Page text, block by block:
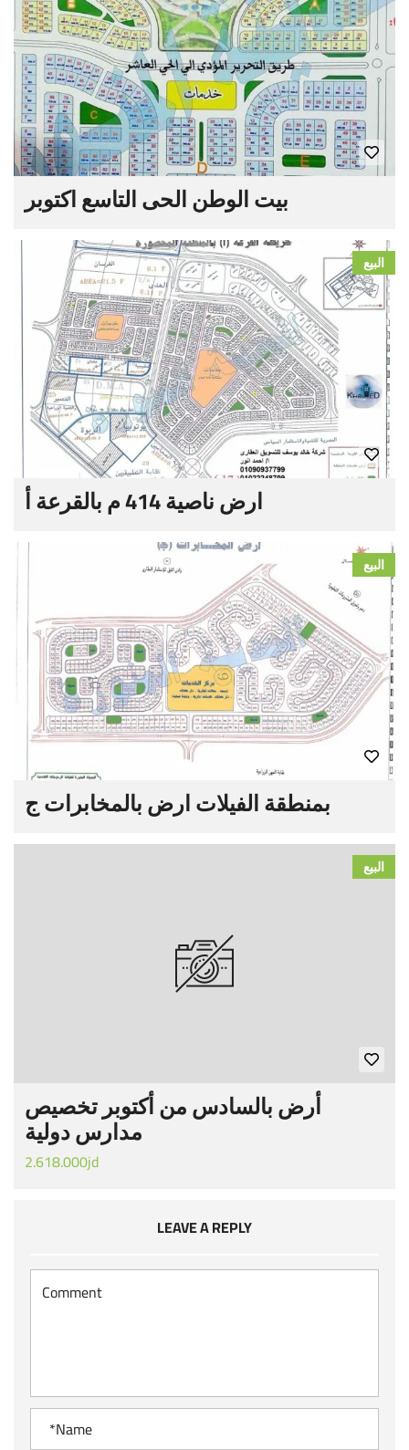
بيت الوطن الحى التاسع اكتوبر
البيع
ارض ناصية 414 م بالقرعة أ
البيع
بمنطقة الفيلات ارض بالمخابرات ج
البيع
أرض بالسادس من أكتوبر تخصيص
مدارس دولية
2.618.000jd
LEAVE A REPLY